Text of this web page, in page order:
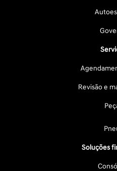
Revisão e
Soluções